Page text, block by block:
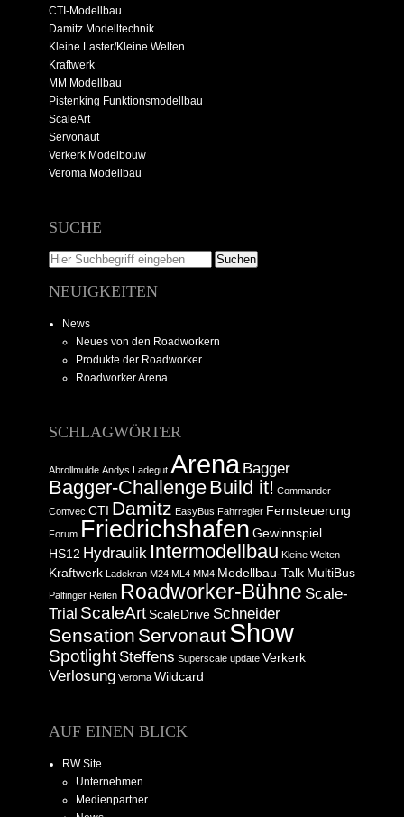
CTI-Modellbau
Damitz Modelltechnik
Kleine Laster/Kleine Welten
Kraftwerk
MM Modellbau
Pistenking Funktionsmodellbau
ScaleArt
Servonaut
Verkerk Modelbouw
Veroma Modellbau
SUCHE
NEUIGKEITEN
News
Neues von den Roadworkern
Produkte der Roadworker
Roadworker Arena
SCHLAGWÖRTER
Abrollmulde Andys Ladegut Arena Bagger
Bagger-ChallengeBuild it! Commander
Comvec CTI Damitz EasyBus Fahrregler Fernsteuerung
Forum Friedrichshafen Gewinnspiel
HS12 Hydraulik Intermodellbau Kleine Welten
Kraftwerk Ladekran M24 ML4 MM4 Modellbau-Talk MultiBus
Palfinger Reifen Roadworker-Bühne Scale-
Trial ScaleArt ScaleDrive Schneider
Sensation ServonautShow
Spotlight Steffens Superscale update Verkerk
Verlosung Veroma Wildcard
AUF EINEN BLICK
RW Site
Unternehmen
Medienpartner